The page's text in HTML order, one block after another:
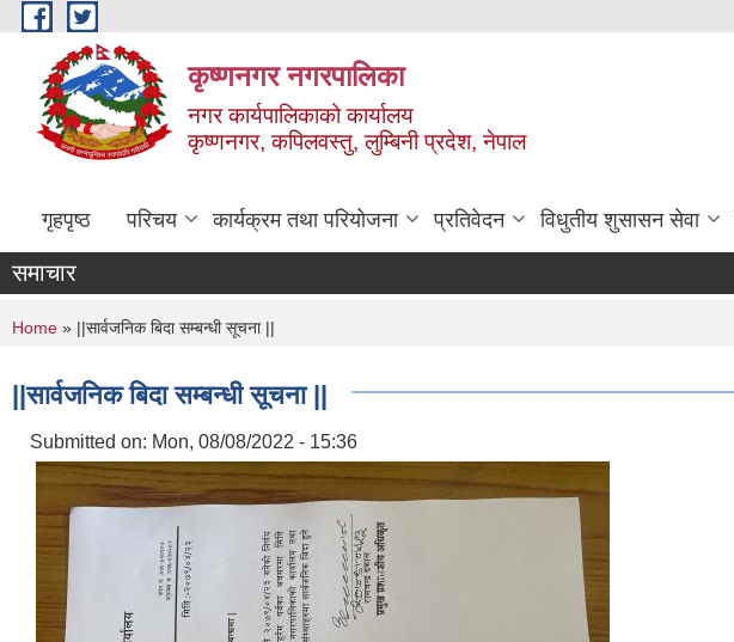
Skip to main content
कृष्णनगर नगरपालिका
नगर कार्यपालिकाको कार्यालय
कृष्णनगर, कपिलवस्तु, लुम्बिनी प्रदेश, नेपाल
गृहपृष्ठ परिचय कार्यक्रम तथा परियोजना प्रतिवेदन विधुतीय शुसासन सेवा
समाचार
You are here
Home » ||सार्वजनिक बिदा सम्बन्धी सूचना ||
||सार्वजनिक बिदा सम्बन्धी सूचना ||
Submitted on: Mon, 08/08/2022 - 15:36